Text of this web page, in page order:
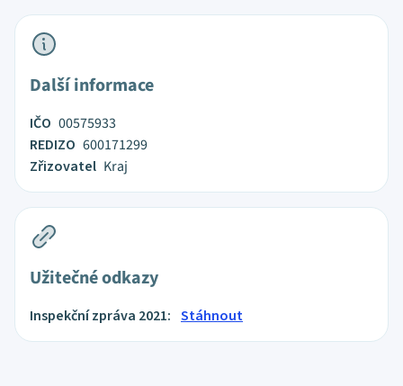
Další informace
IČO 00575933
REDIZO 600171299
Zřizovatel Kraj
Užitečné odkazy
Inspekční zpráva 2021: Stáhnout